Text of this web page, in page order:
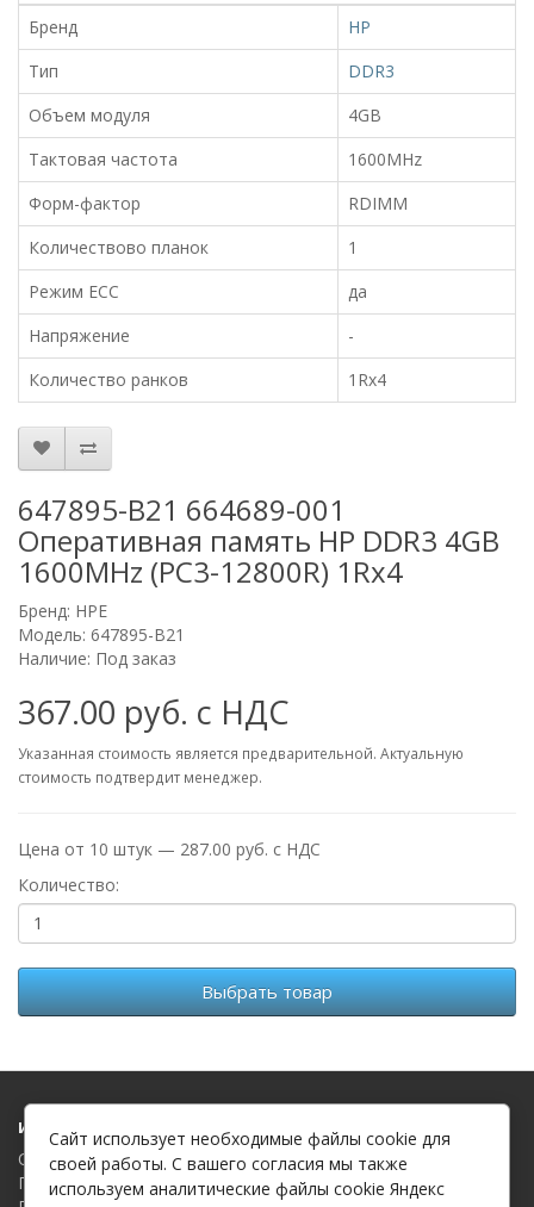
Бренд
HP
Тип
DDR3
Объем модуля
4GB
Тактовая частота
1600MHz
Форм-фактор
RDIMM
Количествово планок
1
Режим ECC
да
Напряжение
-
Количество ранков
1Rx4
647895-B21 664689-001
Оперативная память HP DDR3 4GB
1600MHz (PC3-12800R) 1Rx4
Бренд: HPE
Модель: 647895-B21
Наличие: Под заказ
367.00 руб. с НДС
Указанная стоимость является предварительной. Актуальную
стоимость подтвердит менеджер.
Цена от 10 штук — 287.00 руб. с НДС
Количество:
Выбрать товар
Информация
О компании
Политика в отношении обработки файлов cookie
Сайт использует необходимые файлы cookie для
своей работы. С вашего согласия мы также
используем аналитические файлы cookie Яндекс